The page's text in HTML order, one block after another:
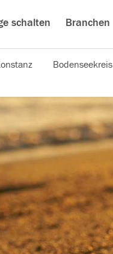
schalten Branchen
Bodenseekreis